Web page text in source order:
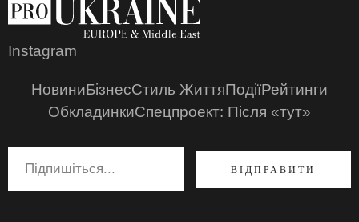
Instagram
НовиниБізнесСтиль ЖиттяПодіїРейтинги
ОбкладинкиСпецпроект: Після «тут»
ВІДПРАВИТИ